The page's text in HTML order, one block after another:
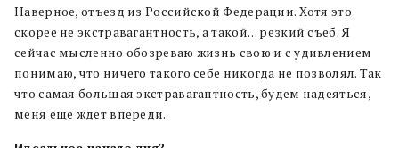
Наверное, отъезд из Российской Федерации. Хотя это
скорее не экстравагантность, а такой… резкий съеб. Я
сейчас мысленно обозреваю жизнь свою и с удивлением
понимаю, что ничего такого себе никогда не позволял. Так
что самая большая экстравагантность, будем надеяться,
меня еще ждет впереди.